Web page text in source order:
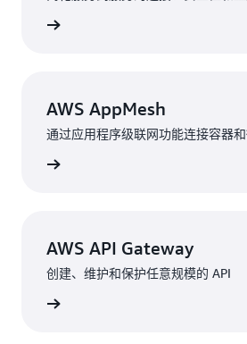
AWS AppMesh
通过应用程序级联网功能连接容器
AWS API Gateway
创建、维护和保护任意规模的 API